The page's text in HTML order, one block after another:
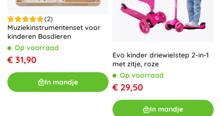
(2)
Muziekinstrumentenset voor
kinderen Bosdieren
Op voorraad
€ 31,90
In mandje
Evo kinder driewielstep 2-in-1
met zitje, roze
Op voorraad
€ 29,50
In mandje